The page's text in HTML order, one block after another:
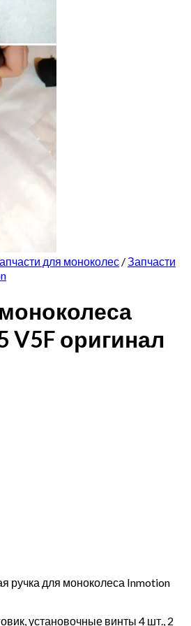
для моноколес /Запчасти
V5F оригинал
ручка для моноколеса Inmotion
установочные винты 4 шт., 2